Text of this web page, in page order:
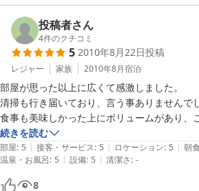
詫び申し上げます。
お天気がいいと、どんぐり村内にペットと
歩コースなどもご利用いただけますので、
思い切り遊んで頂きたいと思います。
夏のシーズンの斑尾高原は、涼しい高原の
い涼しさの中、のんびりとお過ごしいただ
またのご来村をお待ちしております。
2011-05-02
投稿者さん
4件のクチコミ
5 2010年8月22日投稿
レジャー 家族 2010年8月宿泊
部屋が思った以上に広くて感激しました。
清掃も行き届いており、言う事ありませんでし
食事も美味しかった上にボリュームがあり、
大変良かったです。
ついでに、事前予約して、昼に石釜ピザを焼
こちらも楽しくできて、今年の夏は充実しまし
是非またリピートしたいと思います。
続きを読む
部屋: 5 | 接客・サービス: 5 | ロケーション: 5 | 朝食
温泉・お風呂: 5 | 設備: 5 | 清潔さ: -
8